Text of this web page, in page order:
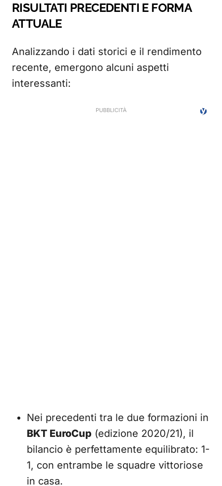
RISULTATI PRECEDENTI E FORMA
ATTUALE
Analizzando i dati storici e il rendimento
recente, emergono alcuni aspetti
interessanti:
Nei precedenti tra le due formazioni in
BKT EuroCup (edizione 2020/21), il
bilancio è perfettamente equilibrato: 1-
1, con entrambe le squadre vittoriose
in casa.